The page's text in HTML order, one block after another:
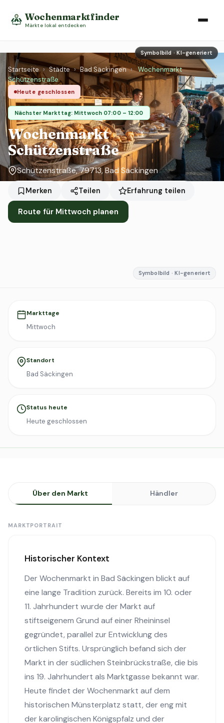
Wochenmarktfinder
Märkte lokal entdecken
Symbolbild · KI-generiert
Startseite › Städte › Bad Säckingen ›
Wochenmarkt
Schützenstraße
Heute geschlossen
Nächster Markttag: Mittwoch 07:00 – 12:00
Wochenmarkt
Schützenstraße
Schützenstraße, 79713, Bad Säckingen
Merken Teilen Erfahrung teilen
Route für Mittwoch planen
Symbolbild · KI-generiert
Markttage
Mittwoch
Standort
Bad Säckingen
Status heute
Heute geschlossen
Über den Markt Händler
MARKTPORTRAIT
Historischer Kontext
Der Wochenmarkt in Bad Säckingen blickt auf
eine lange Tradition zurück. Bereits im 10. oder
11. Jahrhundert wurde der Markt auf
stiftseigenem Grund auf einer Rheininsel
gegründet, parallel zur Entwicklung des
örtlichen Stifts. Ursprünglich befand sich der
Markt in der südlichen Steinbrückstraße, die bis
ins 19. Jahrhundert als Marktgasse bekannt war.
Heute findet der Wochenmarkt auf dem
historischen Münsterplatz statt, der eng mit
der karolingischen Königspfalz und der